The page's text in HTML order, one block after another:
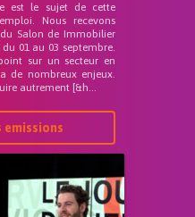
est le sujet de cette
Nous recevons
Salon de Immobilier
01 au 03 septembre.
sur un secteur en
de nombreux enjeux.
autrement [&h...
emissions